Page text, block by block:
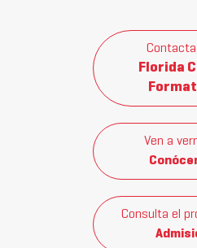
Florida
Ven a
Consulta el